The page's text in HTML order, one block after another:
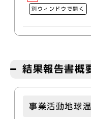
別ウィンドウで開く
結果報告書概
事業活動地球